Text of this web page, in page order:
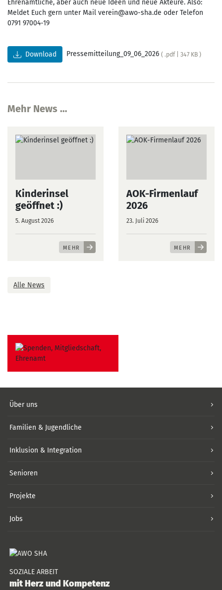
Ehrenamtliche, aber auch neue Ideen und neue Akteure. Also:
Meldet Euch gern unter Mail verein@awo-sha.de oder Telefon
0791 97004-19
Download Pressemitteilung_09_06_2026 ( .pdf | 347 KB )
Mehr News …
Kinderinsel
geöffnet :)
5. August 2026
MEHR
AOK-Firmenlauf
2026
23. Juli 2026
MEHR
Alle News
Über uns
Familien & Jugendliche
Inklusion & Integration
Senioren
Projekte
Jobs
SOZIALE ARBEIT
mit Herz und Kompetenz